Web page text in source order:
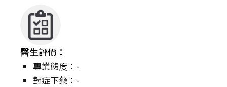
醫生評價：
專業態度：-
對症下藥：-